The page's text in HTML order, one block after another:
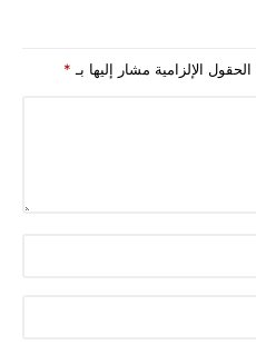
الحقول الإلزامية مشار إليها بـ *